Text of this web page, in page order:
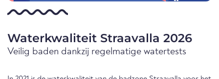
Waterkwaliteit Straavalla 2026
Veilig baden dankzij regelmatige watertests